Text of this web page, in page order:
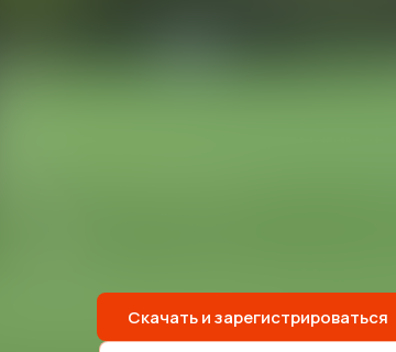
Скачать и зарегистрироваться